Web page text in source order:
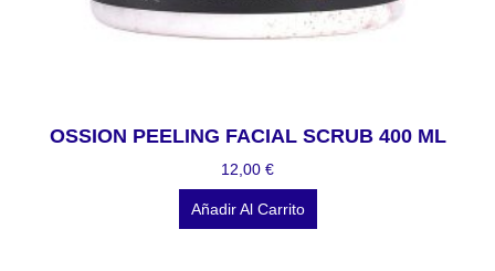
OSSION PEELING FACIAL SCRUB 400 ML
12,00 €
Añadir Al Carrito